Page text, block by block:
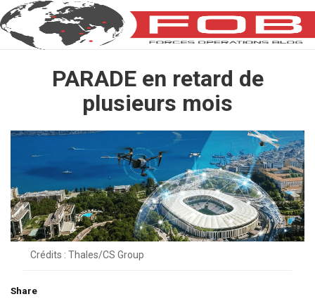
PARADE en retard de
plusieurs mois
Crédits : Thales/CS Group
Share